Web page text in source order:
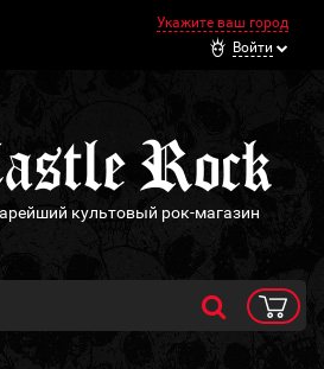
Укажите ваш город
Войти
культовый рок-магазин